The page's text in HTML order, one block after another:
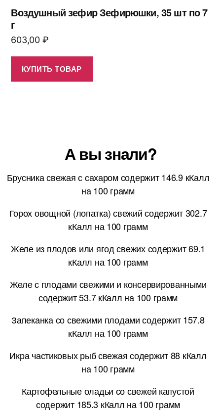
Воздушный зефир Зефирюшки, 35 шт по 7
г
603,00 ₽
КУПИТЬ ТОВАР
А вы знали?
Брусника свежая с сахаром содержит 146.9 кКалл
на 100 грамм
Горох овощной (лопатка) свежий содержит 302.7
кКалл на 100 грамм
Желе из плодов или ягод свежих содержит 69.1
кКалл на 100 грамм
Желе с плодами свежими и консервированными
содержит 53.7 кКалл на 100 грамм
Запеканка со свежими плодами содержит 157.8
кКалл на 100 грамм
Икра частиковых рыб свежая содержит 88 кКалл
на 100 грамм
Картофельные оладьи со свежей капустой
содержит 185.3 кКалл на 100 грамм